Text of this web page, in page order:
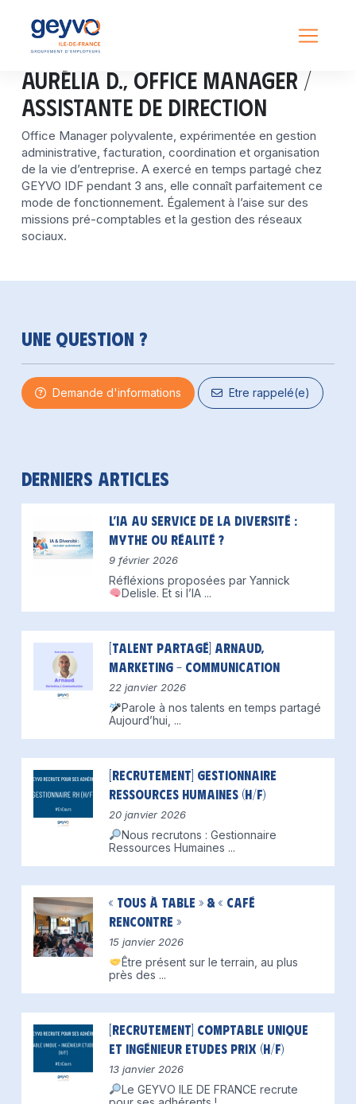
Aurélia D., Office Manager /
Assistante de Direction
Office Manager polyvalente, expérimentée en gestion
administrative, facturation, coordination et organisation
de la vie d’entreprise. A exercé en temps partagé chez
GEYVO IDF pendant 3 ans, elle connaît parfaitement ce
mode de fonctionnement. Également à l’aise sur des
missions pré-comptables et la gestion des réseaux
sociaux.
Une question ?
Demande d'informations Etre rappelé(e)
Derniers articles
L’IA au service de la diversité :
mythe ou réalité ?
9 février 2026
Réfléxions proposées par Yannick
Delisle. Et si l’IA ...
[Talent partagé] Arnaud,
Marketing – Communication
22 janvier 2026
Parole à nos talents en temps partagé
Aujourd’hui, ...
[Recrutement] Gestionnaire
Ressources Humaines (H/F)
20 janvier 2026
Nous recrutons : Gestionnaire
Ressources Humaines ...
« Tous à table » & « Café
Rencontre »
15 janvier 2026
Être présent sur le terrain, au plus
près des ...
[Recrutement] Comptable unique
et Ingénieur Etudes Prix (H/F)
13 janvier 2026
Le GEYVO ILE DE FRANCE recrute